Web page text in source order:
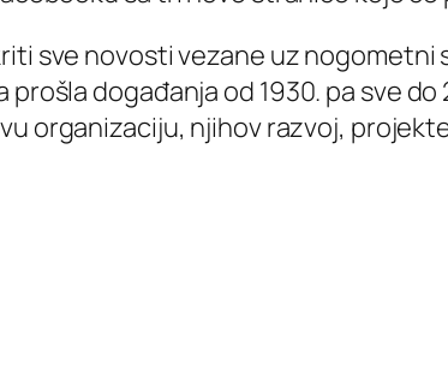
sve novosti vezane uz nogometni
događanja od 1930. pa sve do
organizaciju, njihov razvoj,